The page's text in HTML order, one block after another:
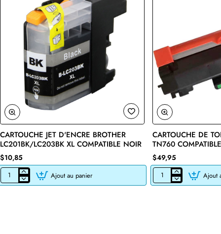
🔥 Bestseller
CARTOUCHE JET D'ENCRE BROTHER
LC201BK/LC203BK XL COMPATIBLE NOIR
$10,85
CARTOUCHE
JET
Ajout au panier
CARTOUCHE DE
TN760
$49,95
CARTOUCHE
DE
Ajout